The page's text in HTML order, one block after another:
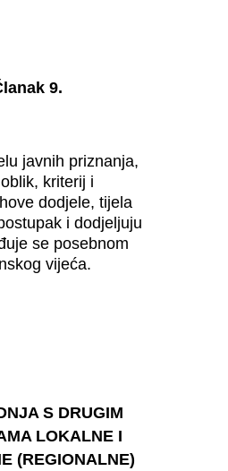
9.
javnih priznanja,
kriterij i
dodjele, tijela
i dodjeljuju
se posebnom
vijeća.
S DRUGIM
LOKALNE I
(REGIONALNE)